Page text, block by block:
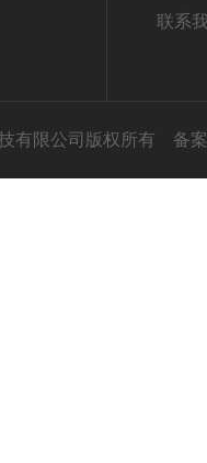
联系
有限公司版权所有 备